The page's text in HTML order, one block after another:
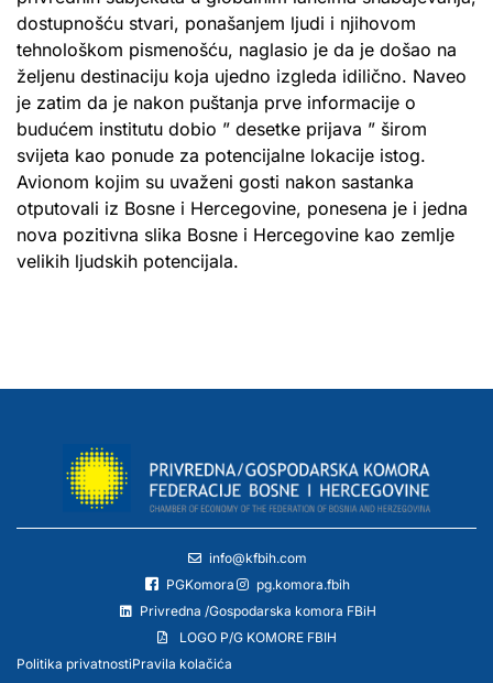
dostupnošću stvari, ponašanjem ljudi i njihovom
tehnološkom pismenošću, naglasio je da je došao na
željenu destinaciju koja ujedno izgleda idilično. Naveo
je zatim da je nakon puštanja prve informacije o
budućem institutu dobio ” desetke prijava ” širom
svijeta kao ponude za potencijalne lokacije istog.
Avionom kojim su uvaženi gosti nakon sastanka
otputovali iz Bosne i Hercegovine, ponesena je i jedna
nova pozitivna slika Bosne i Hercegovine kao zemlje
velikih ljudskih potencijala.
info@kfbih.com
PGKomora
pg.komora.fbih
Privredna /Gospodarska komora FBiH
LOGO P/G KOMORE FBIH
Politika privatnostiPravila kolačića